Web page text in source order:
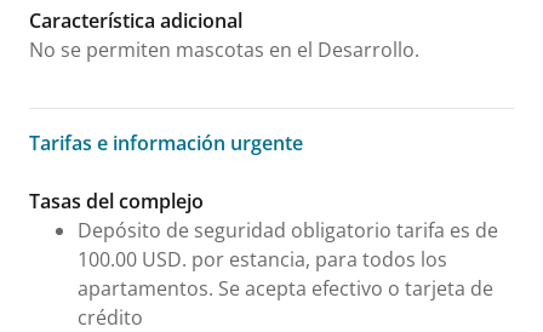
Característica adicional
No se permiten mascotas en el Desarrollo.
Tarifas e información urgente
Tarifas e información urgente
Tasas del complejo
Depósito de seguridad obligatorio tarifa es de
100.00 USD. por estancia, para todos los
apartamentos. Se acepta efectivo o tarjeta de
crédito